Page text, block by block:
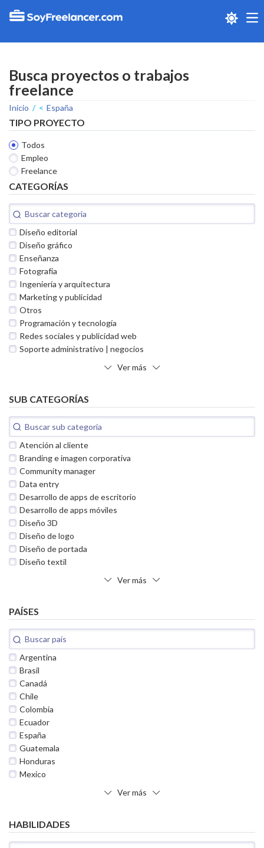
Busca proyectos o trabajos
freelance
Inicio España
TIPO PROYECTO
Todos
Empleo
Freelance
CATEGORÍAS
Diseño editorial
Diseño gráfico
Enseñanza
Fotografía
Ingeniería y arquitectura
Marketing y publicidad
Otros
Programación y tecnología
Redes sociales y publicidad web
Soporte administrativo | negocios
Ver más
SUB CATEGORÍAS
Atención al cliente
Branding e imagen corporativa
Community manager
Data entry
Desarrollo de apps de escritorio
Desarrollo de apps móviles
Diseño 3D
Diseño de logo
Diseño de portada
Diseño textil
Ver más
PAÍSES
Argentina
Brasil
Canadá
Chile
Colombia
Ecuador
España
Guatemala
Honduras
Mexico
Ver más
HABILIDADES